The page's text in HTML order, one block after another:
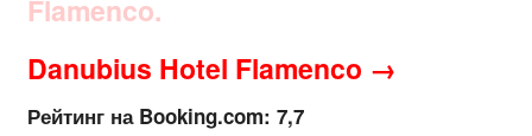
Danubius Hotel Flamenco →
Рейтинг на Booking.com: 7,7